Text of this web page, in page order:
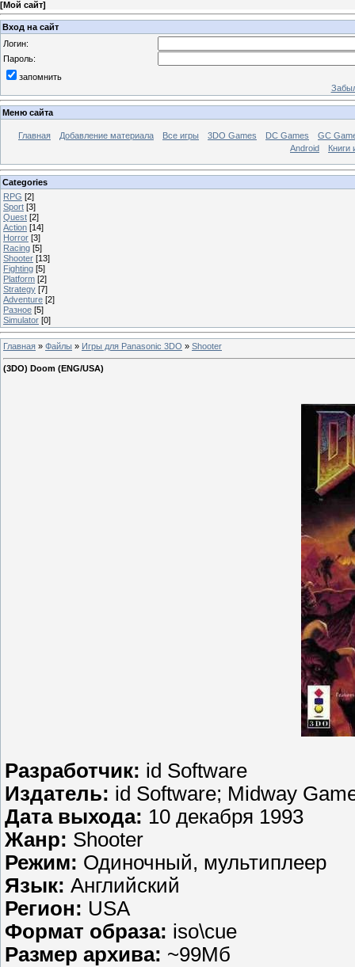
[Мой сайт]
Вход на сайт
Логин:
Пароль:
запомнить
Меню сайта
Главная Добавление материала Все игры 3DO Games DC Games
GC
Android
Книги
Categories
RPG [2]
Sport [3]
Quest [2]
Action [14]
Horror [3]
Racing [5]
Shooter [13]
Fighting [5]
Platform [2]
Strategy [7]
Adventure [2]
Разное [5]
Simulator [0]
Главная » Файлы » Игры для Panasonic 3DO » Shooter
(3DO) Doom (ENG/USA)
Разработчик: id Software
Издатель: id Software; Midway
Дата выхода: 10 декабря 1993
Жанр: Shooter
Режим: Одиночный, мультиплеер
Язык: Английский
Регион: USA
Формат образа: iso\cue
Размер архива: ~99Мб